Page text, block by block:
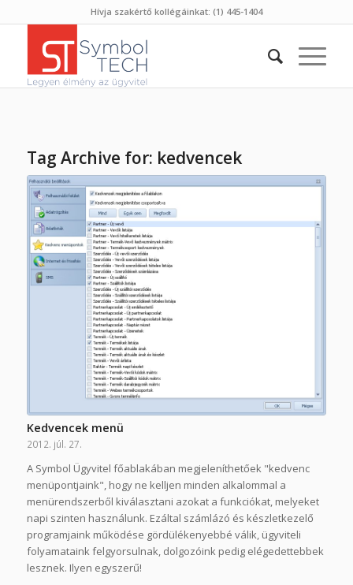
Hívja szakértő kollégáinkat: (1) 445-1404
Tag Archive for: kedvencek
Kedvencek menü
2012. júl. 27.
A Symbol Ügyvitel főablakában megjeleníthetőek "kedvenc
menüpontjaink", hogy ne kelljen minden alkalommal a
menürendszerből kiválasztani azokat a funkciókat, melyeket
napi szinten használunk. Ezáltal számlázó és készletkezelő
programjaink működése gördülékenyebbé válik, ügyviteli
folyamataink felgyorsulnak, dolgozóink pedig elégedettebbek
lesznek. Ilyen egyszerű!